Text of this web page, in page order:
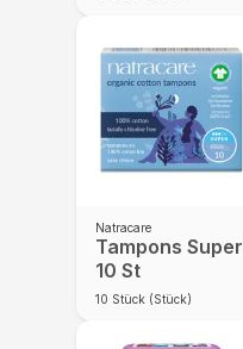
Natracare
Tampons Super
10 St
10 Stück (Stück)